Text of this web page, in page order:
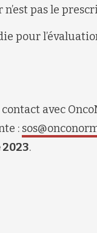
pas le
pour
avec
:
.